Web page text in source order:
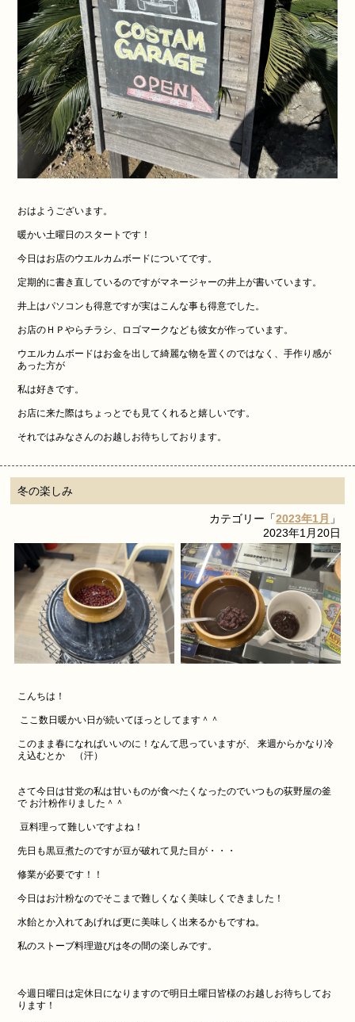
おはようございます。
暖かい土曜日のスタートです！
今日はお店のウエルカムボードについてです。
定期的に書き直しているのですがマネージャーの井上が書いています。
井上はパソコンも得意ですが実はこんな事も得意でした。
お店のＨＰやらチラシ、ロゴマークなども彼女が作っています。
ウエルカムボードはお金を出して綺麗な物を置くのではなく、手作り感が
あった方が
私は好きです。
お店に来た際はちょっとでも見てくれると嬉しいです。
それではみなさんのお越しお待ちしております。
冬の楽しみ
カテゴリー「2023年1月 」
2023年1月20日
こんちは！
ここ数日暖かい日が続いてほっとしてます＾＾
このまま春になればいいのに！なんて思っていますが、 来週からかなり冷
え込むとか （汗）
さて今日は甘党の私は甘いものが食べたくなったのでいつもの荻野屋の釜
で お汁粉作りました＾＾
豆料理って難しいですよね！
先日も黒豆煮たのですが豆が破れて見た目が・・・
修業が必要です！！
今日はお汁粉なのでそこまで難しくなく美味しくできました！
水飴とか入れてあげれば更に美味しく出来るかもですね。
私のストーブ料理遊びは冬の間の楽しみです。
今週日曜日は定休日になりますので明日土曜日皆様のお越しお待ちしてお
ります！